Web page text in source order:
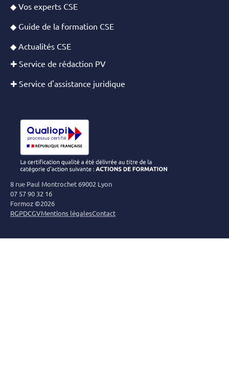
◆ Vos experts CSE
◆ Guide de la formation CSE
◆ Actualités CSE
✚ Service de rédaction PV
✚ Service d'assistance juridique
8 rue Paul Montrochet 69002 Lyon
07 57 90 32 16
Formoz ©2026
RGPDCGVMentions légalesContact